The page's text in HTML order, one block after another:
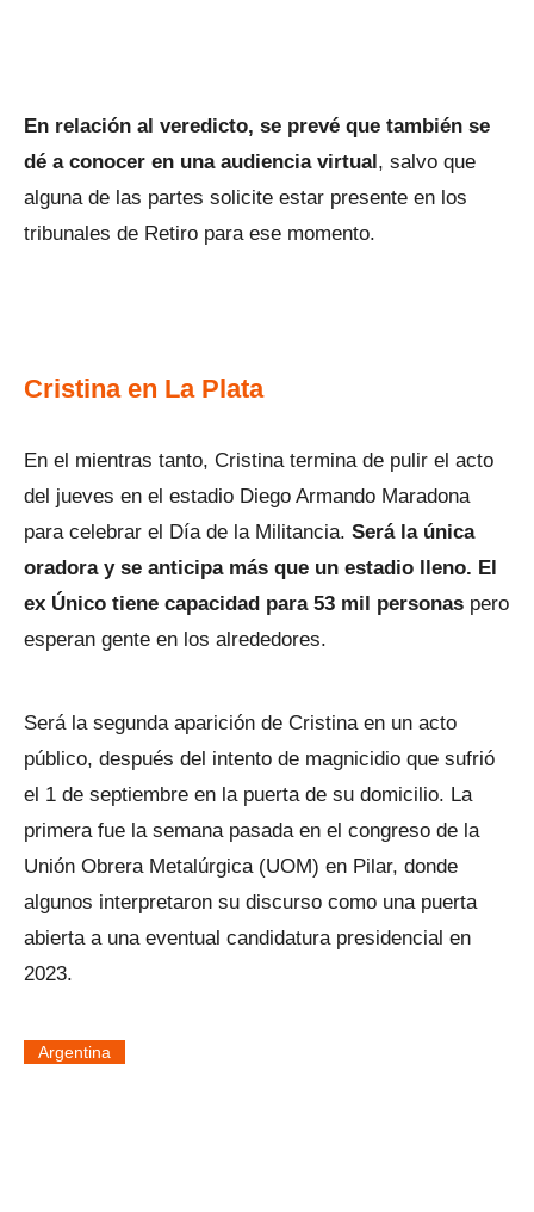
En relación al veredicto, se prevé que también se
dé a conocer en una audiencia virtual, salvo que
alguna de las partes solicite estar presente en los
tribunales de Retiro para ese momento.
Cristina en La Plata
En el mientras tanto, Cristina termina de pulir el acto
del jueves en el estadio Diego Armando Maradona
para celebrar el Día de la Militancia. Será la única
oradora y se anticipa más que un estadio lleno. El
ex Único tiene capacidad para 53 mil personas pero
esperan gente en los alrededores.
Será la segunda aparición de Cristina en un acto
público, después del intento de magnicidio que sufrió
el 1 de septiembre en la puerta de su domicilio. La
primera fue la semana pasada en el congreso de la
Unión Obrera Metalúrgica (UOM) en Pilar, donde
algunos interpretaron su discurso como una puerta
abierta a una eventual candidatura presidencial en
2023.
Argentina